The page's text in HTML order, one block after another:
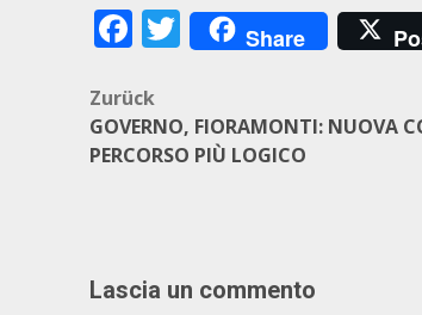
Facebook
Twitter
Share
Beitragsnavigation
Zurück
GOVERNO, FIORAMONTI: NUOVA
PERCORSO PIÙ LOGICO
Lascia un commento